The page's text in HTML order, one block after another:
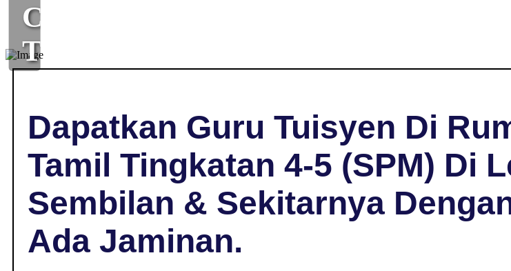
CIKGU
TUISYEN
DI
LENGGENG,
NEGERI
SEMBILAN
|
Dapatkan Guru Tuisyen Di
Tamil Tingkatan 4-5 (SPM) Di
Sembilan & Sekitarnya
Ada Jaminan.